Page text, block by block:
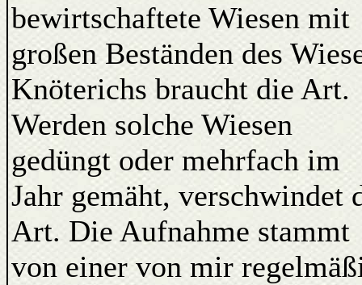
bewirtschaftete Wiesen mit
großen Beständen des
Knöterichs braucht die Art.
Werden solche Wiesen
gedüngt oder mehrfach im
Jahr gemäht, verschwindet
Art. Die Aufnahme stammt
von einer von mir